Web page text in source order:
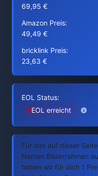
69,95 €
Amazon Preis:
49,49 €
bricklink Preis:
23,63 €
EOL Status:
EOL erreicht
Für das auf dieser
Namen Bilderrahmen
haben wir für dich 1